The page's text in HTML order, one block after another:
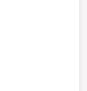
могут
исследований
всю